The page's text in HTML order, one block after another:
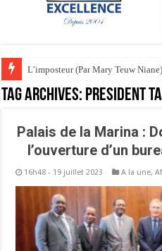
L’imposteur (Par Mary Teuw Niane)
Tag Archives: President
Palais de la Marina :
l’ouverture d’un
16h48 - 19 juillet 2023 A la une,